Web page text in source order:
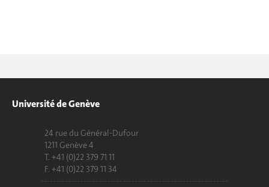
Université de Genève
24 rue du Général-Dufour
1211 Genève 4
T. +41 (0)22 379 71 11
F. +41 (0)22 379 11 34